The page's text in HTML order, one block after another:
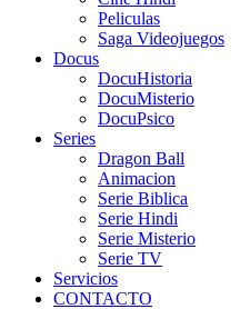
Peliculas
Saga Videojuegos
Docus
DocuHistoria
DocuMisterio
DocuPsico
Series
Dragon Ball
Animacion
Serie Biblica
Serie Hindi
Serie Misterio
Serie TV
Servicios
CONTACTO